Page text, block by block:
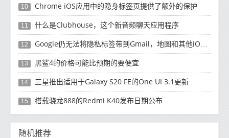
10 Chrome iOS应用中的隐身标签页提供了额外的保护
11 什么是Clubhouse，这个新音频聊天应用程序
12 Google仍无法将隐私标签带到Gmail，地图和其他iOS应用
13 黑鲨4的价格可能比预期的要便宜
14 三星推出适用于Galaxy S20 FE的One UI 3.1更新
15 搭载骁龙888的Redmi K40发布日期公布
随机推荐